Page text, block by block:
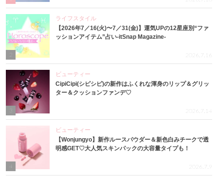
ライフスタイル
【2026年7／16(火)〜7／31(金)】運気UPの12星座別“ファ
ッションアイテム”占い-itSnap Magazine-
2026.7.16
3
ビューティー
CipiCipi(シピシピ)の新作はふくれな渾身のリップ＆グリッ
ター＆クッションファンデ♡
2026.7.14
4
ビューティー
【Wonjungyo】新作ルースパウダー＆新色白みチークで透
明感GET♡大人気スキンパックの大容量タイプも！
2026.7.9